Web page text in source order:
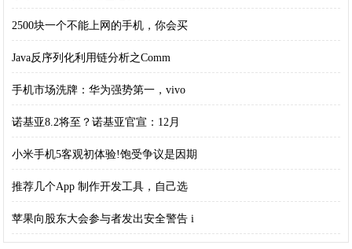
2500块一个不能上网的手机，你会买
Java反序列化利用链分析之Comm
手机市场洗牌：华为强势第一，vivo
诺基亚8.2将至？诺基亚官宣：12月
小米手机5客观初体验!饱受争议是因期
推荐几个App 制作开发工具，自己选
苹果向股东大会参与者发出安全警告 i